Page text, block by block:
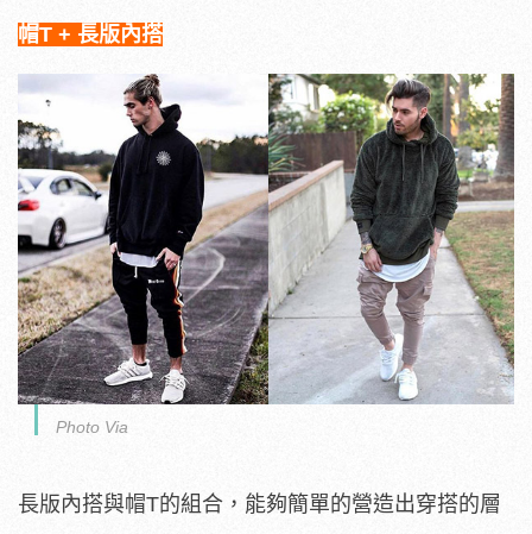
帽T + 長版內搭
Photo Via
長版內搭與帽T的組合，能夠簡單的營造出穿搭的層